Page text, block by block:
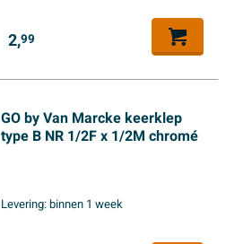
2,99
GO by Van Marcke keerklep
type B NR 1/2F x 1/2M chromé
Levering:binnen 1 week